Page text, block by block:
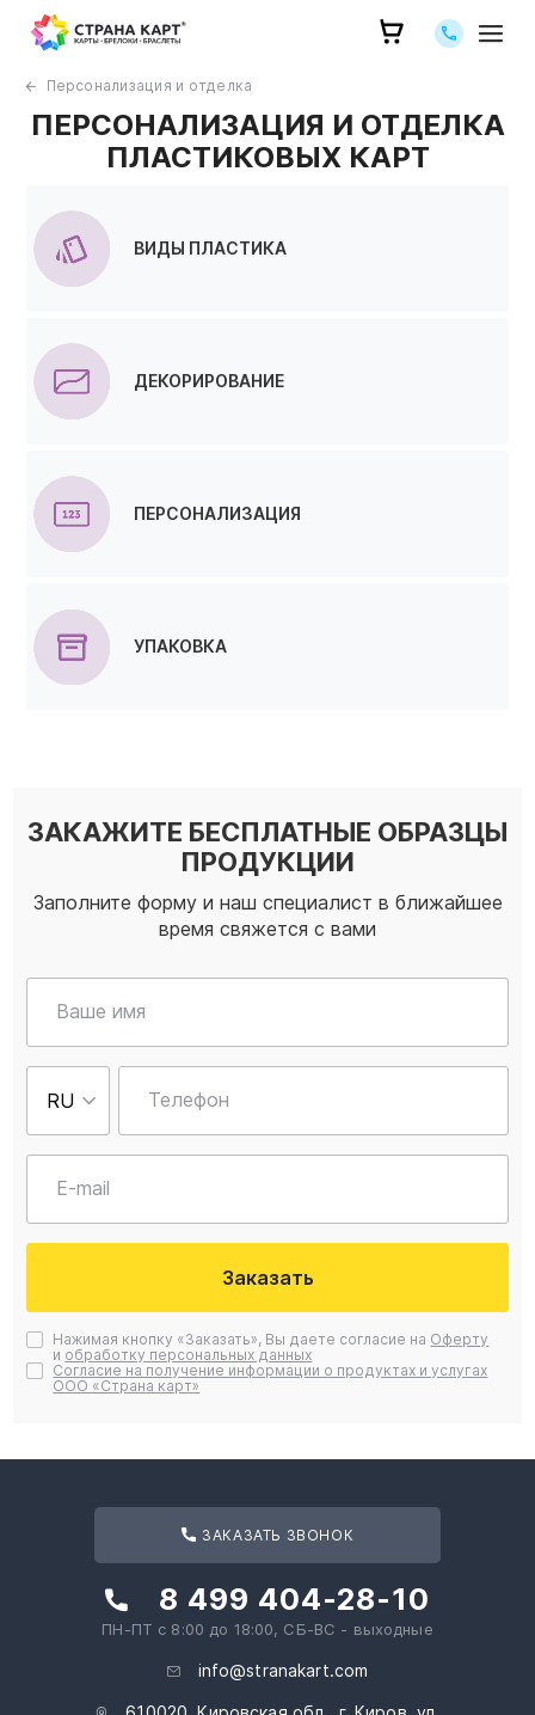
Позвоните
Персонализация и отделка
ПЕРСОНАЛИЗАЦИЯ И ОТДЕЛКА
ПЛАСТИКОВЫХ КАРТ
ВИДЫ ПЛАСТИКА
ДЕКОРИРОВАНИЕ
ПЕРСОНАЛИЗАЦИЯ
УПАКОВКА
ЗАКАЖИТЕ БЕСПЛАТНЫЕ ОБРАЗЦЫ
ПРОДУКЦИИ
Заполните форму и наш специалист в ближайшее
время свяжется с вами
Ваше имя
Телефон
E-mail
Заказать
Нажимая кнопку «Заказать», Вы даете согласие на Оферту
и обработку персональных данных
Согласие на получение информации о продуктах и услугах
ООО «Страна карт»
ЗАКАЗАТЬ ЗВОНОК
8 499 404-28-10
ПН-ПТ с 8:00 до 18:00, СБ-ВС - выходные
info@stranakart.com